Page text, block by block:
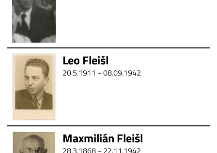
Leo Fleišl
20.5.1911 - 08.09.1942
Maxmilián Fleišl